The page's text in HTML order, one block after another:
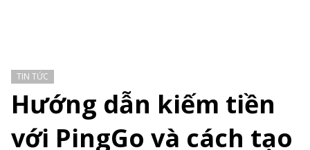
TIN TỨC
Hướng dẫn kiếm tiền
với PingGo và cách tạo